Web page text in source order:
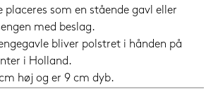
placeres som en stående gavl eller
med beslag.
bliver polstret i hånden på
i Holland.
høj og er 9 cm dyb.